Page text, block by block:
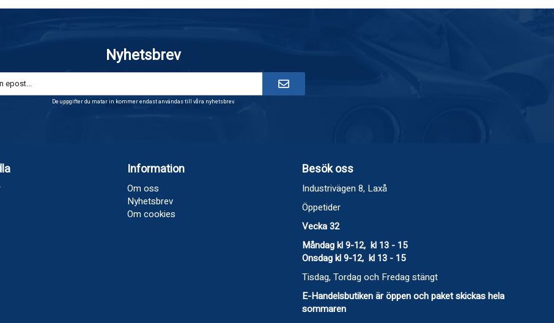
Nyhetsbrev
De uppgifter du matar in kommer endast användas till våra nyhetsbrev.
Information
Om oss
Nyhetsbrev
Om cookies
Besök oss
Industrivägen 8, Laxå
Öppetider
Vecka 32
Måndag kl 9-12, kl 13 - 15
Onsdag kl 9-12, kl 13 - 15
Tisdag, Tordag och Fredag stängt
E-Handelsbutiken är öppen och paket skickas hela
sommaren